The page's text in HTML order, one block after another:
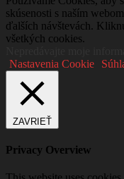
skúsenosti s naším
ďalších návštevách.
všetkých cookies.
Nastavenia Cookie
ZAVRIEŤ
Privacy Overview